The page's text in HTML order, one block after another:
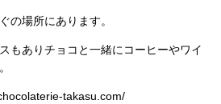
の場所にあります。
もありチョコと一緒にコーヒーやワイ
takasu.com/